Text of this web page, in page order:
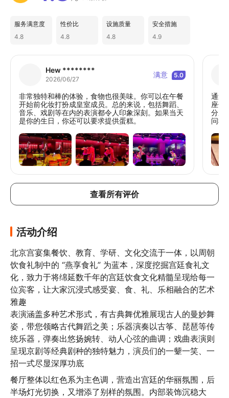
服务满意度
4.8
性价比
4.8
设施质量
4.8
安全措施
4.9
Hew ********
2026/06/27 满意 5.0
非常独特和棒的体验，食物也很美味。你可以在午餐
开始前化妆打扮成皇室成员。总的来说，包括舞蹈、
音乐、戏剧等在内的表演都令人印象深刻。如果当天
是你的生日，你还可以要求提供蛋糕。
通过
座位
分成
问我
于你
来说
的经
查看所有评价
活动介绍
北京宫宴集餐饮、教育、学研、文化交流于一体，以周朝
饮食礼制中的 “燕享食礼” 为蓝本，深度挖掘宫廷食礼文
化，致力于将绵延数千年的宫廷饮食文化精髓呈现给每一
位宾客，让大家沉浸式感受宴、食、礼、乐相融合的艺术
雅趣
表演涵盖多种艺术形式，有古典舞优雅展现古人的曼妙舞
姿，带您领略古代舞蹈之美；乐器演奏以古筝、琵琶等传
统乐器，弹奏出悠扬婉转、动人心弦的曲调；戏曲表演则
呈现京剧等经典剧种的独特魅力，演员们的一颦一笑、一
招一式尽显深厚功底
餐厅整体以红色系为主色调，营造出宫廷的华丽氛围，后
半场灯光切换，又增添了别样的氛围。内部装饰沉稳大